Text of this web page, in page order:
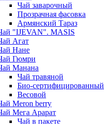
Чай заварочный
Прозрачная фасовка
Армянский Тараз
"IJEVAN". MASIS
Агат
Нане
Гюмри
Манана
Чай травяной
Био-сертифицированный
Весовой
Meron berry
Мега Арарат
Чай в пакете